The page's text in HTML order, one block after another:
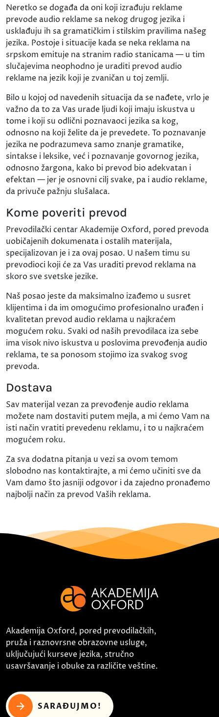
Neretko se događa da oni koji izrađuju reklame
prevode audio reklame sa nekog drugog jezika i
usklađuju ih sa gramatičkim i stilskim pravilima našeg
jezika. Postoje i situacije kada se neka reklama na
srpskom emituje na stranim radio stanicama — u tim
slučajevima neophodno je uraditi prevod audio
reklame na jezik koji je zvaničan u toj zemlji.
Bilo u kojoj od navedenih situacija da se nađete, vrlo je
važno da to za Vas urade ljudi koji imaju iskustva u
tome i koji su odlični poznavaoci jezika sa kog,
odnosno na koji želite da je prevedete. To poznavanje
jezika ne podrazumeva samo znanje gramatike,
sintakse i leksike, već i poznavanje govornog jezika,
odnosno žargona, kako bi prevod bio adekvatan i
efektan — jer je osnovni cilj svake, pa i audio reklame,
da privuče pažnju slušalaca.
Kome poveriti prevod
Prevodilački centar Akademije Oxford, pored prevoda
uobičajenih dokumenata i ostalih materijala,
specijalizovan je i za ovaj posao. U našem timu su
prevodioci koji će za Vas uraditi prevod reklama na
skoro sve svetske jezike.
Naš posao jeste da maksimalno izađemo u susret
klijentima i da im omogućimo profesionalno urađen i
kvalitetan prevod audio reklama u najkraćem
mogućem roku. Svaki od naših prevodilaca iza sebe
ima visok nivo iskustva u poslovima prevođenja audio
reklama, te sa ponosom stojimo iza svakog svog
prevoda.
Dostava
Sav materijal vezan za prevođenje audio reklama
možete nam dostaviti putem mejla, a mi ćemo Vam na
isti način vratiti prevedenu reklamu, i to u najkraćem
mogućem roku.
Za sva dodatna pitanja u vezi sa ovom temom
slobodno nas kontaktirajte, a mi ćemo učiniti sve da
Vam damo što jasniji odgovor i da zajedno pronađemo
najbolji način za prevod Vaših reklama.
Akademija Oxford, pored prevodilačkih,
pruža i raznovrsne obrazovne usluge,
uključujući kurseve jezika, stručno
usavršavanje i obuke za različite veštine.
SARAĐUJMO!